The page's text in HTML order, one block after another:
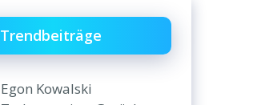
Trendbeiträge
Egon Kowalski